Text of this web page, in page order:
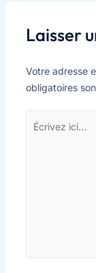
Laisser
Votre adresse
obligatoires
ici…